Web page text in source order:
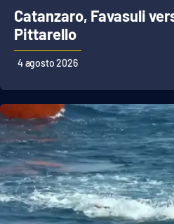
Catanzaro, Favasuli
Pittarello
4 agosto 2026